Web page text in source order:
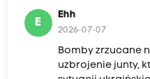
E
Ehh
2026-07-07
Bomby zrzucane
uzbrojenie junty,